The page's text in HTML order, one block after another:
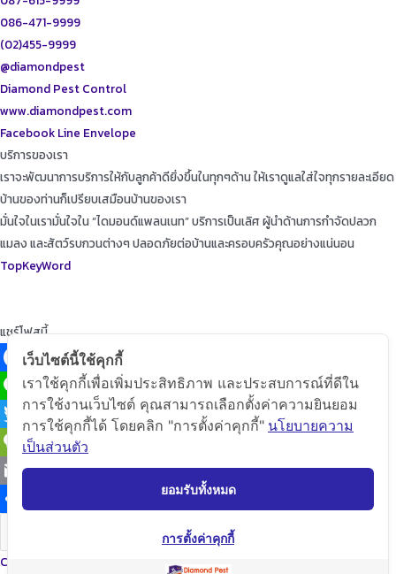
086-471-9999
(02)455-9999
@diamondpest
Diamond Pest Control
www.diamondpest.com
Facebook Line Envelope
บริการของเรา
เราจะพัฒนาการบริการให้กับลูกค้าดียิ่งขึ้นในทุกๆด้าน ให้เราดูแลใส่ใจทุกรายละเอียด
บ้านของท่านก็เปรียบเสมือนบ้านของเรา
มั่นใจในเรามั่นใจใน “ไดมอนด์แพลนเนท” บริการเป็นเลิศ ผู้นำด้านการกำจัดปลวก
แมลง และสัตว์รบกวนต่างๆ ปลอดภัยต่อบ้านและครอบครัวคุณอย่างแน่นอน
TopKeyWord
แชร์โฟสนี้
Facebook
Line
Twitter
WeChat
Email
Copyright © 2020 Diamond Planet (Thailand) Co.,Ltd. All Rights
เว็บไซต์นี้ใช้คุกกี้
เราใช้คุกกี้เพื่อเพิ่มประสิทธิภาพ และประสบการณ์ที่ดีใน
การใช้งานเว็บไซต์ คุณสามารถเลือกตั้งค่าความยินยอม
การใช้คุกกี้ได้ โดยคลิก "การตั้งค่าคุกกี้" นโยบายความ
เป็นส่วนตัว
ยอมรับทั้งหมด
การตั้งค่าคุกกี้